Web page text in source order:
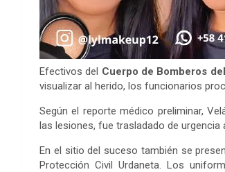
Efectivos del Cuerpo de Bomberos
visualizar al herido, los funcionarios
Según el reporte médico preliminar,
las lesiones, fue trasladado de urgencia
En el sitio del suceso también se
Protección Civil Urdaneta. Los